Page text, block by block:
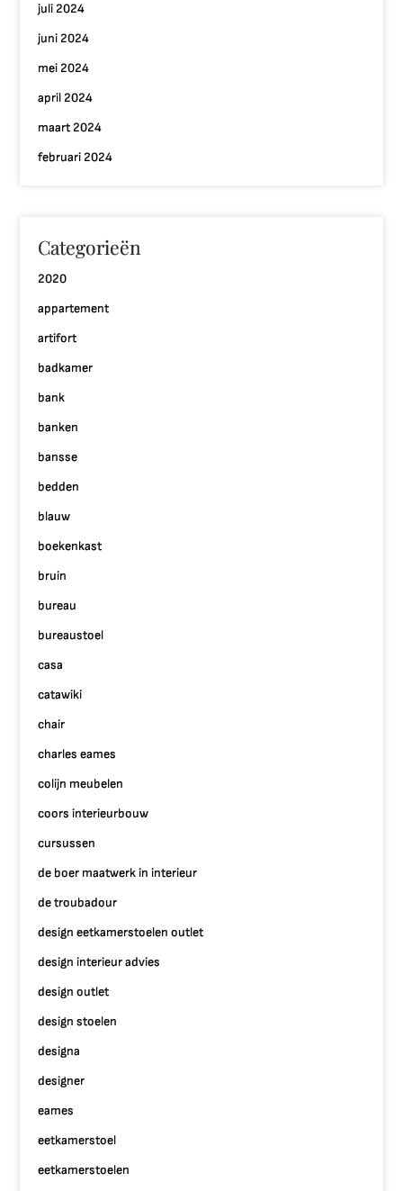
juli 2024
juni 2024
mei 2024
april 2024
maart 2024
februari 2024
Categorieën
2020
appartement
artifort
badkamer
bank
banken
bansse
bedden
blauw
boekenkast
bruin
bureau
bureaustoel
casa
catawiki
chair
charles eames
colijn meubelen
coors interieurbouw
cursussen
de boer maatwerk in interieur
de troubadour
design eetkamerstoelen outlet
design interieur advies
design outlet
design stoelen
designa
designer
eames
eetkamerstoel
eetkamerstoelen